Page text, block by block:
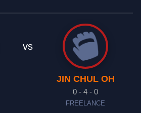
vs
JIN CHUL OH
0 - 4 - 0
FREELANCE